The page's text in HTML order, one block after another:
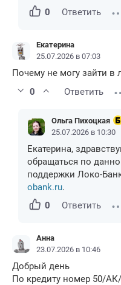
0
Ответить
Екатерина
25.07.2026 в 07:03
Почему не могу зайти в
0
Ответить
Ольга Пихоцкая
25.07.2026 в 10:30
Екатерина,
обращаться по
поддержки Локо-
obank.ru.
0
Ответить
Анна
23.07.2026 в 10:46
Добрый день
По кредиту номер 50/